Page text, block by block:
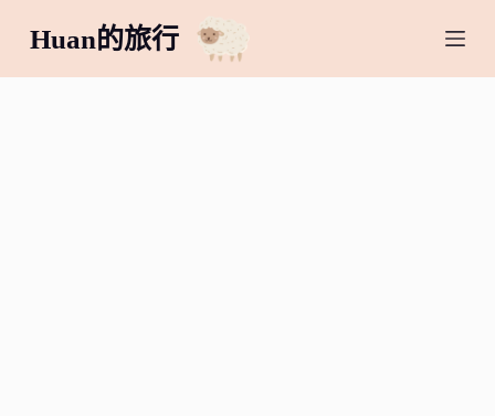
跳
至
主
Huan的旅行